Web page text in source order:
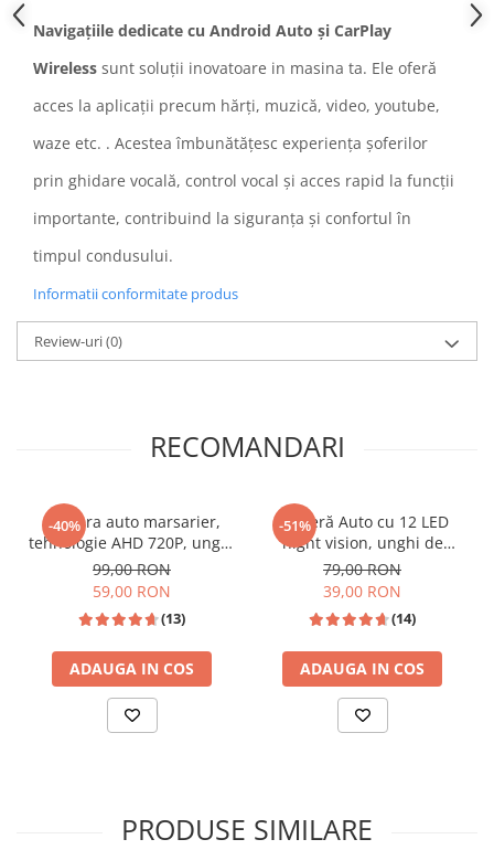
Navigațiile dedicate cu Android Auto și CarPlay
Wireless sunt soluții inovatoare in masina ta. Ele oferă
acces la aplicații precum hărți, muzică, video, youtube,
waze etc. . Acestea îmbunătățesc experiența șoferilor
prin ghidare vocală, control vocal și acces rapid la funcții
importante, contribuind la siguranța și confortul în
timpul condusului.
Informatii conformitate produs
Review-uri(0)
RECOMANDARI
-40%
Camera auto marsarier,
tehnologie AHD 720P, unghi
170 grade, rezistenta la apa
si praf
99,00 RON
59,00 RON
(13)
ADAUGA IN COS
-51%
Cameră Auto cu 12 LED
night vision, unghi de
vizualizare 170°, rezistentă
la apă IPX6 si praf
79,00 RON
39,00 RON
(14)
ADAUGA IN COS
PRODUSE SIMILARE